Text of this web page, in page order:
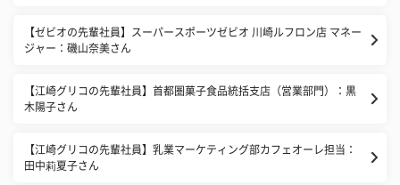
【ゼビオの先輩社員】スーパースポーツゼビオ 川崎ルフロン店 マネー
ジャー：磯山奈美さん
【江崎グリコの先輩社員】首都圏菓子食品統括支店（営業部門）：黒
木陽子さん
【江崎グリコの先輩社員】乳業マーケティング部カフェオーレ担当：
田中莉夏子さん